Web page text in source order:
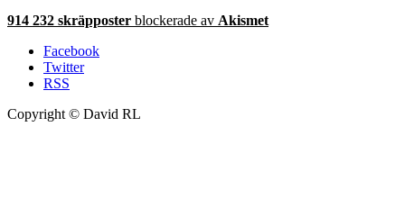
914 232 skräpposter blockerade av Akismet
Facebook
Twitter
RSS
Copyright © David RL